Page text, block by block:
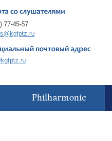
со слушателями
77-45-57
почтовый адрес
Philharmonic